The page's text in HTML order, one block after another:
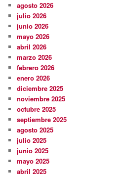
agosto 2026
julio 2026
junio 2026
mayo 2026
abril 2026
marzo 2026
febrero 2026
enero 2026
diciembre 2025
noviembre 2025
octubre 2025
septiembre 2025
agosto 2025
julio 2025
junio 2025
mayo 2025
abril 2025